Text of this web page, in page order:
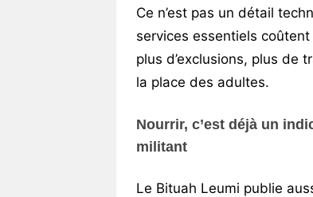
Ce n’est pas un détail
services essentiels
plus d’exclusions, plus de
la place des adultes.
Nourrir, c’est déjà un
militant
Le Bituah Leumi publie